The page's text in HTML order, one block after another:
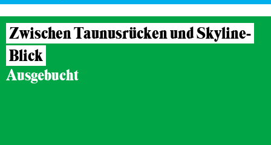
Zwischen Taunusrücken und Skyline-
Blick
Ausgebucht